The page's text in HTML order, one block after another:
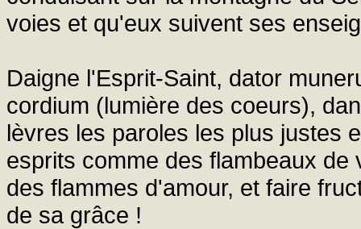
voies et qu'eux suivent ses
Daigne l'Esprit-Saint, dator
cordium (lumière des coeurs),
lèvres les paroles les plus justes
esprits comme des flambeaux
des flammes d'amour, et faire
de sa grâce !